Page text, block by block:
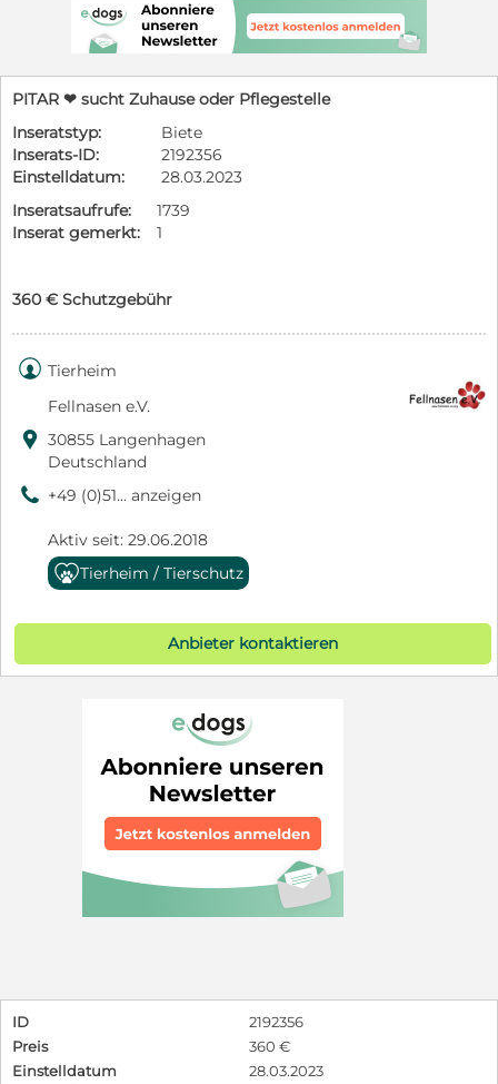
PITAR ❤ sucht Zuhause oder Pflegestelle
Inseratstyp:
Biete
Inserats-ID:
2192356
Einstelldatum:
28.03.2023
Inseratsaufrufe:
1739
Inserat gemerkt:
1
360 € Schutzgebühr
 Tierheim
Fellnasen e.V.
 30855 Langenhagen
Deutschland
9 +49 (0)51... anzeigen
Aktiv seit: 29.06.2018
Tierheim / Tierschutz
Anbieter kontaktieren
ID
2192356
Preis
360 €
Einstelldatum
28.03.2023